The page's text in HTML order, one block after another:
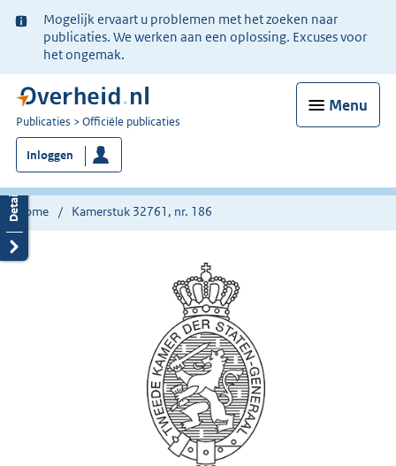
Ter
informatie:
Mogelijk ervaart u problemen met het zoeken naar
publicaties. We werken aan een oplossing. Excuses voor
het ongemak.
Menu
U
bent
nu
hier:
Publicaties Officiële publicaties
Inloggen
Home Kamerstuk 32761, nr. 186